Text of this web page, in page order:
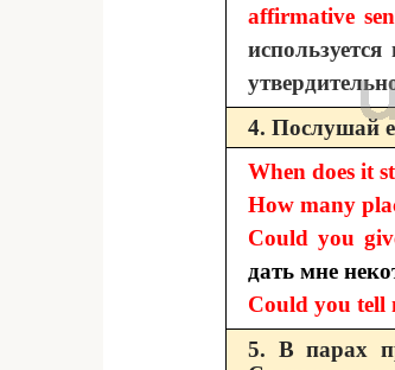
affirmative
4. Послушай
When does it
How many
Could you
дать мне
Could you tell
5. В парах